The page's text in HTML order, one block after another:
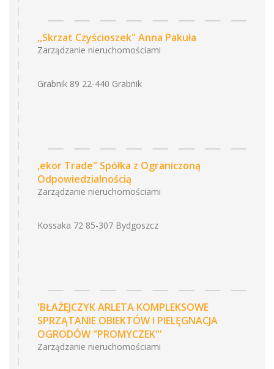
,,Skrzat Czyścioszek" Anna Pakuła
Zarządzanie nieruchomościami
Grabnik 89 22-440 Grabnik
,ekor Trade" Spółka z Ograniczoną
Odpowiedzialnością
Zarządzanie nieruchomościami
Kossaka 72 85-307 Bydgoszcz
'BŁAŻEJCZYK ARLETA KOMPLEKSOWE
SPRZĄTANIE OBIEKTÓW I PIELĘGNACJA
OGRODÓW "PROMYCZEK"'
Zarządzanie nieruchomościami